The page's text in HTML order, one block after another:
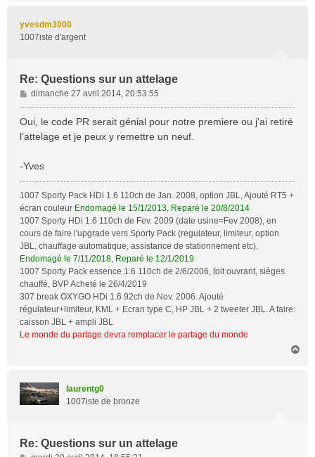
yvesdm3000
1007iste d'argent
Re: Questions sur un attelage
M
e
s
e
dimanche 27 avril 2014, 20:53:55
Oui, le code PR serait génial pour notre premiere ou j'ai retiré
l'attelage et je peux y remettre un neuf.
-Yves
1007 Sporty Pack HDi 1.6 110ch de Jan. 2008, option JBL, Ajouté RT5 +
écran couleur Endomagé le 15/1/2013, Reparé le 20/8/2014
1007 Sporty HDi 1.6 110ch de Fev. 2009 (date usine=Fev 2008), en
cours de faire l'upgrade vers Sporty Pack (regulateur, limiteur, option
JBL, chauffage automatique, assistance de stationnement etc).
Endomagé le 7/11/2018, Reparé le 12/1/2019
1007 Sporty Pack essence 1.6 110ch de 2/6/2006, toit ouvrant, sièges
chauffé, BVP Acheté le 26/4/2019
307 break OXYGO HDi 1.6 92ch de Nov. 2006. Ajouté
régulateur+limiteur, KML + Ecran type C, HP JBL + 2 tweeter JBL. A faire:
caisson JBL + ampli JBL
Le monde du partage devra remplacer le partage du monde
laurentg0
1007iste de bronze
Re: Questions sur un attelage